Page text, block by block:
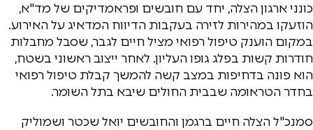
כונני ארגון הצלה, יחד עם חובשים ופראמדיקים של מד"א,
הוזעקו במהירות לזירה בעקבות הדיווח המדאיג על האירוע.
במקום הוענק טיפול רפואי מציל חיים לגבר, שסבל מחבלות
חודרות קשות בפלג גופו העליון. לאחר ייצוב ראשוני בשטח,
הוא פונה בדחיפות במצב קשה להמשך קבלת טיפול רפואי
בחדר הטראומה שבבית החולים שיבא בתל השומר.
סמנכ"ל הצלה חיים ברגמן והחובשים יואל שכטר ושמוליק